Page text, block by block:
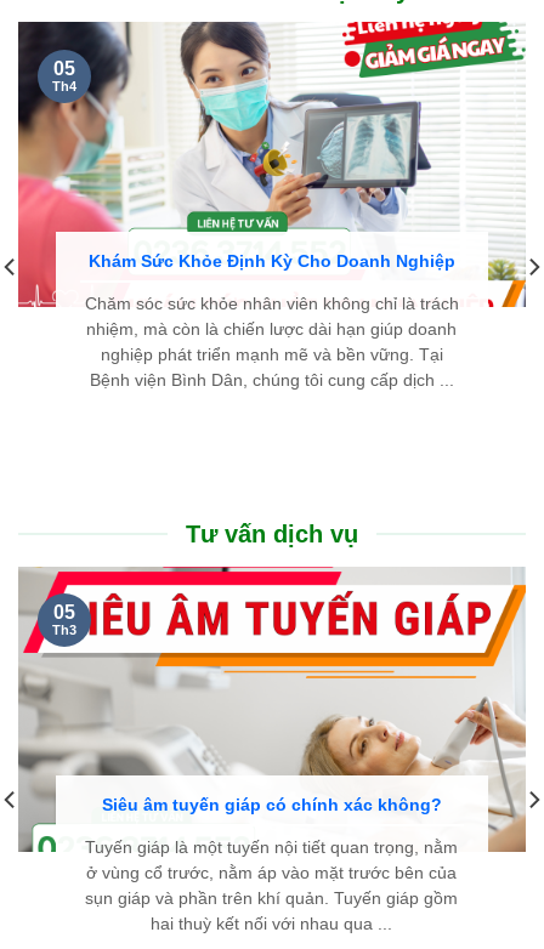
Khám Sức Khỏe Định Kỳ Cho Doanh Nghiệp
Chăm sóc sức khỏe nhân viên không chỉ là trách
nhiệm, mà còn là chiến lược dài hạn giúp doanh
nghiệp phát triển mạnh mẽ và bền vững. Tại
Bệnh viện Bình Dân, chúng tôi cung cấp dịch ...
05
Th4
Tư vấn dịch vụ
Siêu âm tuyến giáp có chính xác không?
Tuyến giáp là một tuyến nội tiết quan trọng, nằm
ở vùng cổ trước, nằm áp vào mặt trước bên của
sụn giáp và phần trên khí quản. Tuyến giáp gồm
hai thuỳ kết nối với nhau qua ...
05
Th3